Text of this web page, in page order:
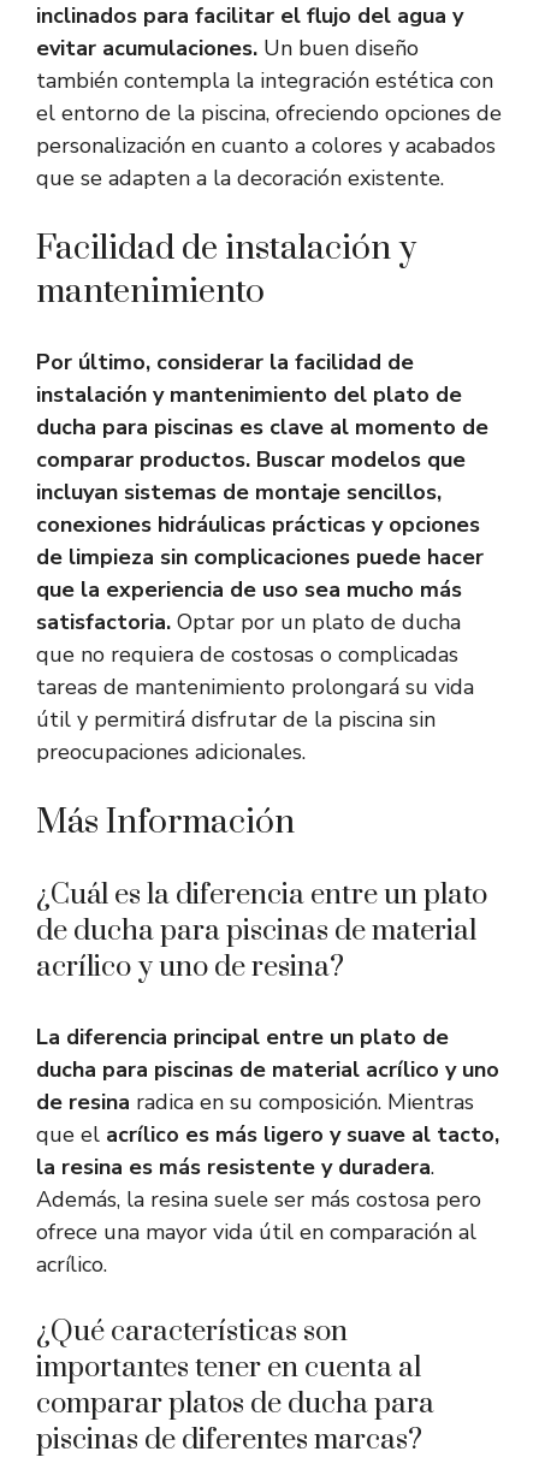
inclinados para facilitar el flujo del agua y
evitar acumulaciones. Un buen diseño
también contempla la integración estética con
el entorno de la piscina, ofreciendo opciones de
personalización en cuanto a colores y acabados
que se adapten a la decoración existente.
Facilidad de instalación y
mantenimiento
Por último, considerar la facilidad de
instalación y mantenimiento del plato de
ducha para piscinas es clave al momento de
comparar productos. Buscar modelos que
incluyan sistemas de montaje sencillos,
conexiones hidráulicas prácticas y opciones
de limpieza sin complicaciones puede hacer
que la experiencia de uso sea mucho más
satisfactoria. Optar por un plato de ducha
que no requiera de costosas o complicadas
tareas de mantenimiento prolongará su vida
útil y permitirá disfrutar de la piscina sin
preocupaciones adicionales.
Más Información
¿Cuál es la diferencia entre un plato
de ducha para piscinas de material
acrílico y uno de resina?
La diferencia principal entre un plato de
ducha para piscinas de material acrílico y uno
de resina radica en su composición. Mientras
que el acrílico es más ligero y suave al tacto,
la resina es más resistente y duradera.
Además, la resina suele ser más costosa pero
ofrece una mayor vida útil en comparación al
acrílico.
¿Qué características son
importantes tener en cuenta al
comparar platos de ducha para
piscinas de diferentes marcas?